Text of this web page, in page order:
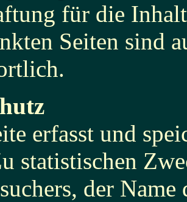
für die
Seiten sind
erfasst und
statistischen
der